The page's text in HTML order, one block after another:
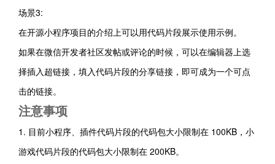
场景3:
在开源小程序项目的介绍上可以用代码片段展示使用示例。
如果在微信开发者社区发帖或评论的时候，可以在编辑器上选
择插入超链接，填入代码片段的分享链接，即可成为一个可点
击的链接。
注意事项
1. 目前小程序、插件代码片段的代码包大小限制在 100KB，小
游戏代码片段的代码包大小限制在 200KB。